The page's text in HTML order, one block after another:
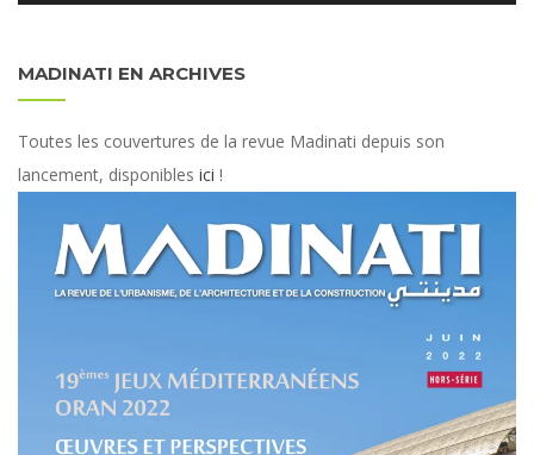
MADINATI EN ARCHIVES
Toutes les couvertures de la revue Madinati depuis son
lancement, disponibles ici !